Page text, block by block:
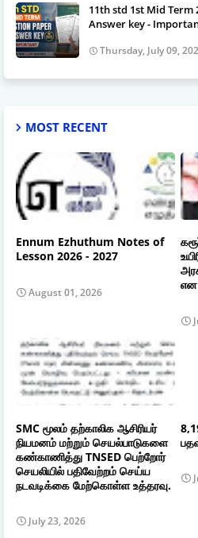
11th std 1st Mid Term
Answer key -
Thursday, July 09,
MOST RECENT
Ennum Ezhuthum Notes of
Lesson 2026 - 2027
August 01, 2026
என
SMC மூலம் தற்காலிக ஆசிரியர்
நியமனம் மற்றும் செயல்பாடுகளை
கண்காணித்து TNSED பெற்றோர்
செயலியில் பதிவேற்றம் செய்ய
நடவடிக்கை மேற்கொள்ள உத்தரவு.
July 23, 2026